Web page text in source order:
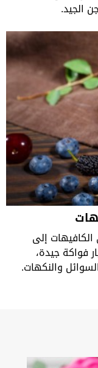
الجيد.
إلى
فواكة جيدة،
والنكهات.